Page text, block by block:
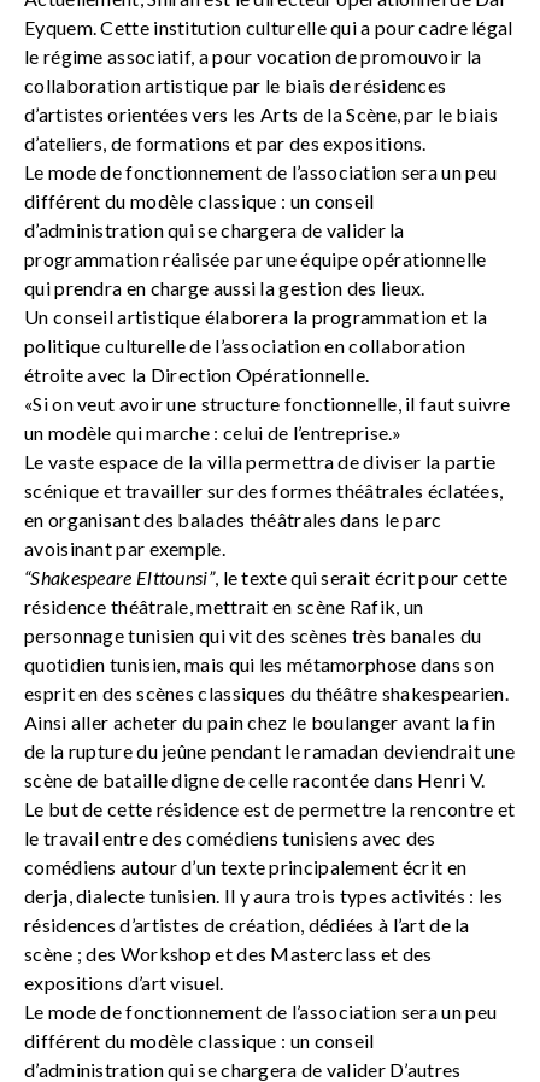
Eyquem. Cette institution culturelle qui a pour cadre légal
le régime associatif, a pour vocation de promouvoir la
collaboration artistique par le biais de résidences
d’artistes orientées vers les Arts de la Scène, par le biais
d’ateliers, de formations et par des expositions.
Le mode de fonctionnement de l’association sera un peu
différent du modèle classique : un conseil
d’administration qui se chargera de valider la
programmation réalisée par une équipe opérationnelle
qui prendra en charge aussi la gestion des lieux.
Un conseil artistique élaborera la programmation et la
politique culturelle de l’association en collaboration
étroite avec la Direction Opérationnelle.
«Si on veut avoir une structure fonctionnelle, il faut suivre
un modèle qui marche : celui de l’entreprise.»
Le vaste espace de la villa permettra de diviser la partie
scénique et travailler sur des formes théâtrales éclatées,
en organisant des balades théâtrales dans le parc
avoisinant par exemple.
“Shakespeare Elttounsi”, le texte qui serait écrit pour cette
résidence théâtrale, mettrait en scène Rafik, un
personnage tunisien qui vit des scènes très banales du
quotidien tunisien, mais qui les métamorphose dans son
esprit en des scènes classiques du théâtre shakespearien.
Ainsi aller acheter du pain chez le boulanger avant la fin
de la rupture du jeûne pendant le ramadan deviendrait une
scène de bataille digne de celle racontée dans Henri V.
Le but de cette résidence est de permettre la rencontre et
le travail entre des comédiens tunisiens avec des
comédiens autour d’un texte principalement écrit en
derja, dialecte tunisien. Il y aura trois types activités : les
résidences d’artistes de création, dédiées à l’art de la
scène ; des Workshop et des Masterclass et des
expositions d’art visuel.
Le mode de fonctionnement de l’association sera un peu
différent du modèle classique : un conseil
d’administration qui se chargera de valider D’autres